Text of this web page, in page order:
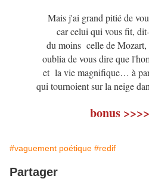
Mais j'ai grand pitié de
car celui qui vous fit,
du moins celle de Mozart,
oublia de vous dire que
et la vie magnifique… à
qui tournoient sur la neige
bonus
#vaguement poétique #redif
Partager